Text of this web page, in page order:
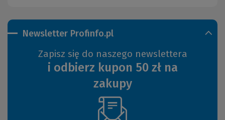
Newsletter Profinfo.pl
Zapisz się do naszego newslettera
i odbierz kupon 50 zł na
zakupy
(Nowe